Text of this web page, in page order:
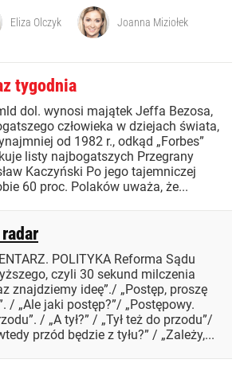
Eliza Olczyk Joanna Miziołek
tygodnia
dol. wynosi majątek Jeffa Bezosa,
człowieka w dziejach świata,
od 1982 r., odkąd „Forbes”
listy najbogatszych Przegrany
Kaczyński Po jego tajemniczej
60 proc. Polaków uważa, że...
POLITYKA Reforma Sądu
czyli 30 sekund milczenia
znajdziemy ideę”./ „Postęp, proszę
/ „Ale jaki postęp?”/ „Postępowy.
/ „A tył?” / „Tył też do przodu”/
przód będzie z tyłu?” / „Zależy,...